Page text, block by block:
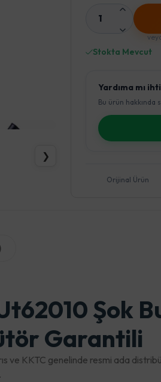
❯
1
Stokta Mevcut
Yardıma mı
Bu ürün hakkında
Orijinal Ürün
Şok
Garantili
ve KKTC genelinde resmi ada